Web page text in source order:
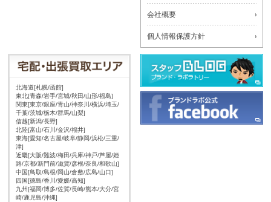
会社概要
個人情報保護方針
北海道[札幌/函館]
東北[青森/岩手/宮城/秋田/山形/福島]
関東[東京/銀座/青山/神奈川/横浜/埼玉/
千葉/茨城/栃木/群馬/山梨]
信越[新潟/長野]
北陸[富山/石川/金沢/福井]
東海[愛知/名古屋/岐阜/静岡/浜松/三重/
津]
近畿[大阪/難波/梅田/兵庫/神戸/芦屋/姫
路/京都/新門前/滋賀/彦根/奈良/和歌山]
中国[鳥取/島根/岡山/倉敷/広島/山口]
四国[徳島/香川/愛媛/高知]
九州[福岡/博多/佐賀/長崎/熊本/大分/宮
崎/鹿児島/沖縄]